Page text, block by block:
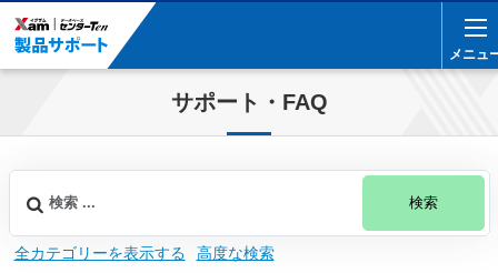
メニュ
メニュ
サポート・FAQ
検索
全カテゴリーを表示する 高度な検索